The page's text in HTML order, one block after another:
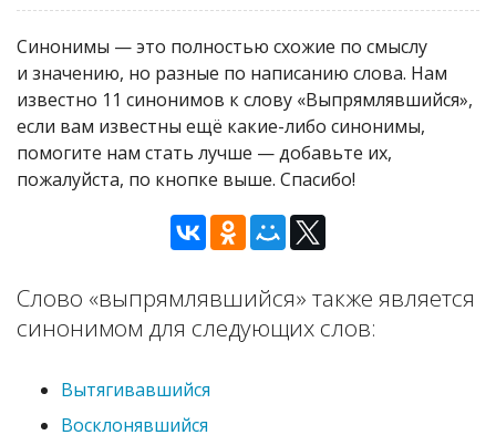
Синонимы — это полностью схожие по смыслу
и значению, но разные по написанию слова. Нам
известно 11 синонимов к слову «Выпрямлявшийся»,
если вам известны ещё какие-либо синонимы,
помогите нам стать лучше — добавьте их,
пожалуйста, по кнопке выше. Спасибо!
Слово «выпрямлявшийся» также является
синонимом для следующих слов:
Вытягивавшийся
Восклонявшийся